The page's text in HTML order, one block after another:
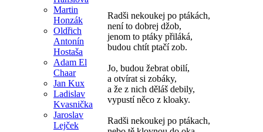
Martin
Honzák
Oldřich
Antonín
Hostaša
Adam El
Chaar
Jan Kux
Ladislav
Kvasnička
Jaroslav
Lejček
Radši nekoukej po ptákách,
není to dobrej džob,
jenom to ptáky přiláká,
budou chtít ptačí zob.
Jo, budou žebrat obilí,
a otvírat si zobáky,
a že z nich děláš debily,
vypustí něco z kloaky.
Radši nekoukej po ptákach,